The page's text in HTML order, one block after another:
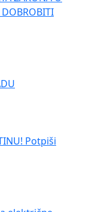
ДО ШКОЛЕ;
ОДЛАЗЕ ДО
ПРИЈАТЕЉА;
ДО ОБЛИЖЊЕ
ДА ЛИ ЋЕ
ИЗА ВАС;
И/ИЛИ
СМРТНОГ
СВАКО
ДА
БУЏЕТА ЗА
Potpiši